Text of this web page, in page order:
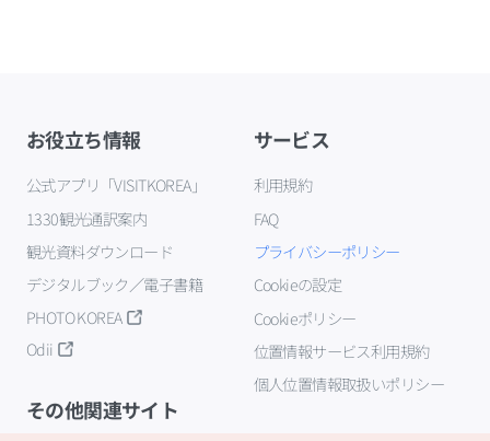
お役立ち情報
公式アプリ「VISITKOREA」
1330観光通訳案内
観光資料ダウンロード
デジタルブック／電子書籍
PHOTO KOREA
Odii
サービス
利用規約
FAQ
プライバシーポリシー
Cookieの設定
Cookieポリシー
位置情報サービス利用規約
個人位置情報取扱いポリシー
その他関連サイト